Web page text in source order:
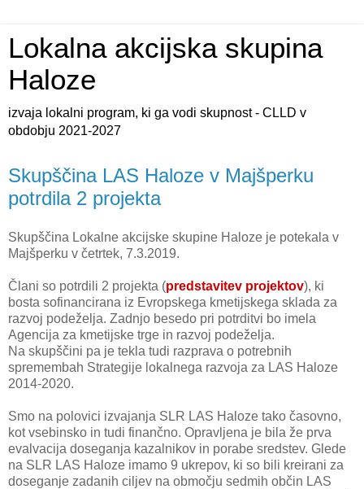
Lokalna akcijska skupina
Haloze
izvaja lokalni program, ki ga vodi skupnost - CLLD v
obdobju 2021-2027
Skupščina LAS Haloze v Majšperku
potrdila 2 projekta
Skupščina Lokalne akcijske skupine Haloze je potekala v
Majšperku v četrtek, 7.3.2019.
Člani so potrdili 2 projekta (predstavitev projektov), ki
bosta sofinancirana iz Evropskega kmetijskega sklada za
razvoj podeželja. Zadnjo besedo pri potrditvi bo imela
Agencija za kmetijske trge in razvoj podeželja.
Na skupščini pa je tekla tudi razprava o potrebnih
spremembah Strategije lokalnega razvoja za LAS Haloze
2014-2020.
Smo na polovici izvajanja SLR LAS Haloze tako časovno,
kot vsebinsko in tudi finančno. Opravljena je bila že prva
evalvacija doseganja kazalnikov in porabe sredstev. Glede
na SLR LAS Haloze imamo 9 ukrepov, ki so bili kreirani za
doseganje zadanih ciljev na območju sedmih občin LAS